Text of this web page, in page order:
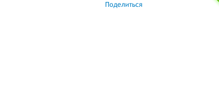
Поделиться